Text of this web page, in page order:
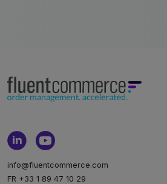
info@fluentcommerce.com
FR +33 1 89 47 10 29